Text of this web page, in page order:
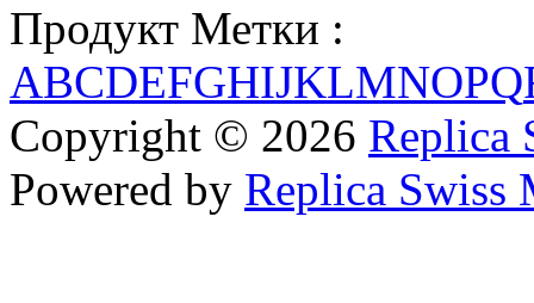
Продукт Метки :
ABCDEFGHIJKLMNOPQ
Copyright © 2026 Replica
Powered by Replica Swiss